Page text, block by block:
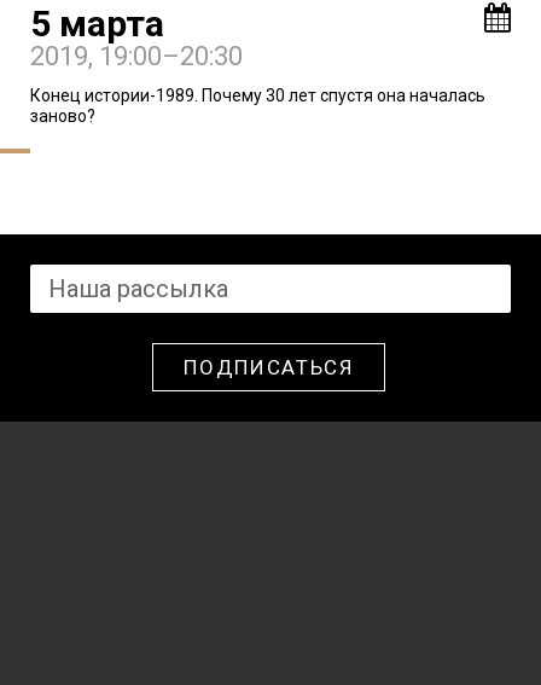
5 марта
2019, 19:00–20:30
Конец истории-1989. Почему 30 лет спустя она началась
заново?
ПОДПИСАТЬСЯ